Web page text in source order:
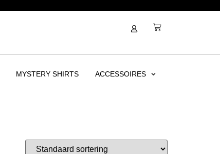
MYSTERY SHIRTS
ACCESSOIRES